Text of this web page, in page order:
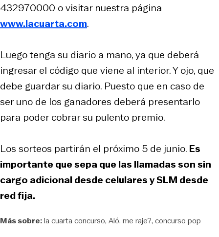
432970000 o visitar nuestra página
www.lacuarta.com.
Luego tenga su diario a mano, ya que deberá
ingresar el código que viene al interior. Y ojo, que
debe guardar su diario. Puesto que en caso de
ser uno de los ganadores deberá presentarlo
para poder cobrar su pulento premio.
Los sorteos partirán el próximo 5 de junio. Es
importante que sepa que las llamadas son sin
cargo adicional desde celulares y SLM desde
red fija.
Más sobre:la cuarta concurso Aló me raje? concurso pop